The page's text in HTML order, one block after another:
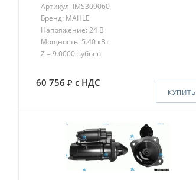
Артикул: IMS309060
Бренд: MAHLE
Напряжение: 24 В
Мощность: 5.40 кВт
Z = 9.0000-зубьев
60 756 с НДС
КУПИТЬ